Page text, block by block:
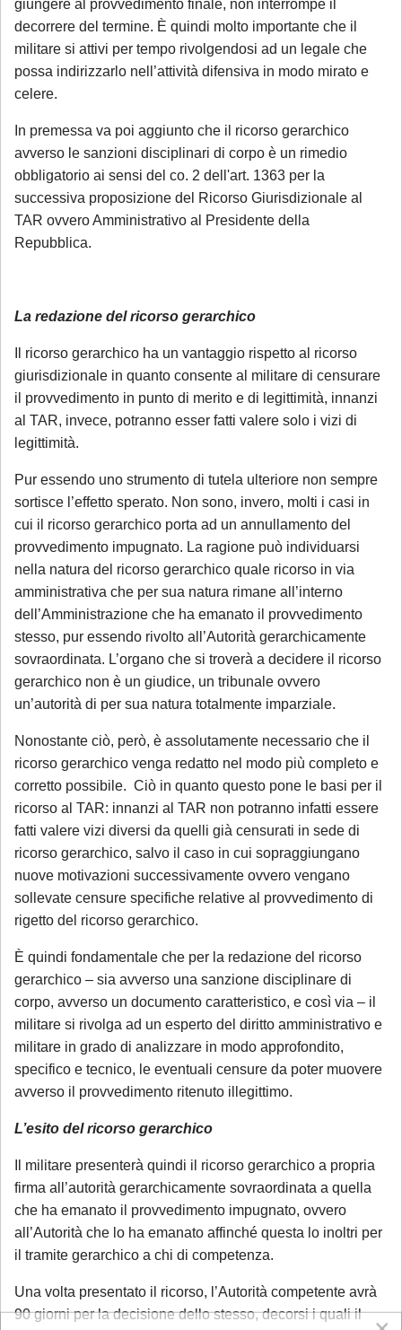
giungere al provvedimento finale, non interrompe il
decorrere del termine. È quindi molto importante che il
militare si attivi per tempo rivolgendosi ad un legale che
possa indirizzarlo nell’attività difensiva in modo mirato e
celere.
In premessa va poi aggiunto che il ricorso gerarchico
avverso le sanzioni disciplinari di corpo è un rimedio
obbligatorio ai sensi del co. 2 dell'art. 1363 per la
successiva proposizione del Ricorso Giurisdizionale al
TAR ovvero Amministrativo al Presidente della
Repubblica.
La redazione del ricorso gerarchico
Il ricorso gerarchico ha un vantaggio rispetto al ricorso
giurisdizionale in quanto consente al militare di censurare
il provvedimento in punto di merito e di legittimità, innanzi
al TAR, invece, potranno esser fatti valere solo i vizi di
legittimità.
Pur essendo uno strumento di tutela ulteriore non sempre
sortisce l’effetto sperato. Non sono, invero, molti i casi in
cui il ricorso gerarchico porta ad un annullamento del
provvedimento impugnato. La ragione può individuarsi
nella natura del ricorso gerarchico quale ricorso in via
amministrativa che per sua natura rimane all’interno
dell’Amministrazione che ha emanato il provvedimento
stesso, pur essendo rivolto all’Autorità gerarchicamente
sovraordinata. L’organo che si troverà a decidere il ricorso
gerarchico non è un giudice, un tribunale ovvero
un’autorità di per sua natura totalmente imparziale.
Nonostante ciò, però, è assolutamente necessario che il
ricorso gerarchico venga redatto nel modo più completo e
corretto possibile. Ciò in quanto questo pone le basi per il
ricorso al TAR: innanzi al TAR non potranno infatti essere
fatti valere vizi diversi da quelli già censurati in sede di
ricorso gerarchico, salvo il caso in cui sopraggiungano
nuove motivazioni successivamente ovvero vengano
sollevate censure specifiche relative al provvedimento di
rigetto del ricorso gerarchico.
È quindi fondamentale che per la redazione del ricorso
gerarchico – sia avverso una sanzione disciplinare di
corpo, avverso un documento caratteristico, e così via – il
militare si rivolga ad un esperto del diritto amministrativo e
militare in grado di analizzare in modo approfondito,
specifico e tecnico, le eventuali censure da poter muovere
avverso il provvedimento ritenuto illegittimo.
L’esito del ricorso gerarchico
Il militare presenterà quindi il ricorso gerarchico a propria
firma all’autorità gerarchicamente sovraordinata a quella
che ha emanato il provvedimento impugnato, ovvero
all’Autorità che lo ha emanato affinché questa lo inoltri per
il tramite gerarchico a chi di competenza.
Una volta presentato il ricorso, l’Autorità competente avrà
90 giorni per la decisione dello stesso, decorsi i quali il
×